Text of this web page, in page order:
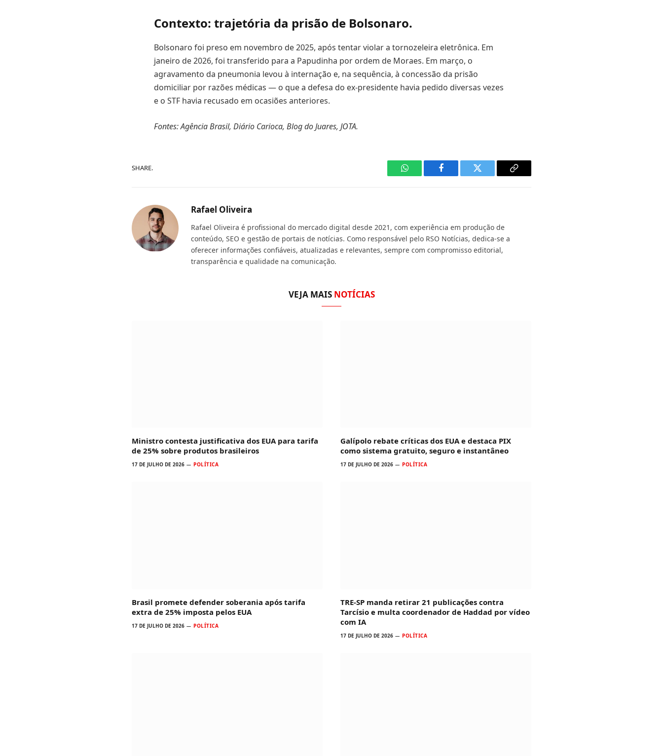
Contexto: trajetória da prisão de Bolsonaro.
Bolsonaro foi preso em novembro de 2025, após tentar violar a tornozeleira eletrônica. Em
janeiro de 2026, foi transferido para a Papudinha por ordem de Moraes. Em março, o
agravamento da pneumonia levou à internação e, na sequência, à concessão da prisão
domiciliar por razões médicas — o que a defesa do ex-presidente havia pedido diversas vezes
e o STF havia recusado em ocasiões anteriores.
Fontes: Agência Brasil, Diário Carioca, Blog do Juares, JOTA.
SHARE.
WhatsAppFacebook Twitter
Copy
Rafael Oliveira
Rafael Oliveira é profissional do mercado digital desde 2021, com experiência em produção de
conteúdo, SEO e gestão de portais de notícias. Como responsável pelo RSO Notícias, dedica-se a
oferecer informações confiáveis, atualizadas e relevantes, sempre com compromisso editorial,
transparência e qualidade na comunicação.
VEJA MAIS NOTÍCIAS
Ministro contesta justificativa dos EUA para tarifa
de 25% sobre produtos brasileiros
17 DE JULHO DE 2026 POLÍTICA
Galípolo rebate críticas dos EUA e destaca PIX
como sistema gratuito, seguro e instantâneo
17 DE JULHO DE 2026 POLÍTICA
Brasil promete defender soberania após tarifa
extra de 25% imposta pelos EUA
17 DE JULHO DE 2026 POLÍTICA
TRE-SP manda retirar 21 publicações contra
Tarcísio e multa coordenador de Haddad por vídeo
com IA
17 DE JULHO DE 2026 POLÍTICA